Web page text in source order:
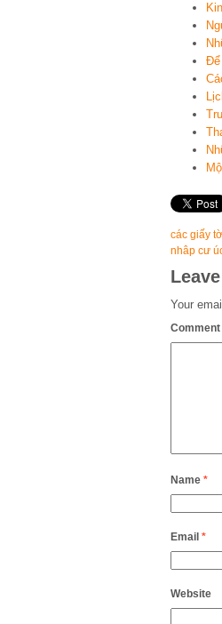
Để
các giấy
nhâp cư
Your
Comment
Name *
Email *
Website